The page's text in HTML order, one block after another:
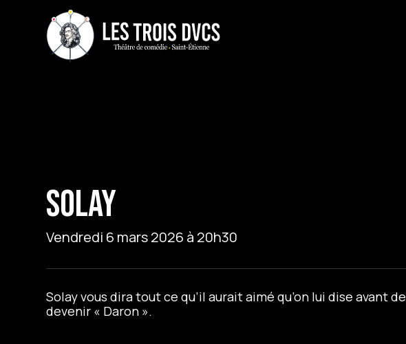
SOLAY
Vendredi 6 mars 2026 à 20h30
Solay vous dira tout ce qu’il aurait aimé qu’on lui dise avant de
devenir « Daron ».